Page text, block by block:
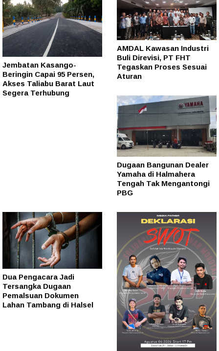
Jembatan Kasango-
Beringin Capai 95 Persen,
Akses Taliabu Barat Laut
Segera Terhubung
AMDAL Kawasan Industri
Buli Direvisi, PT FHT
Tegaskan Proses Sesuai
Aturan
Dugaan Bangunan Dealer
Yamaha di Halmahera
Tengah Tak Mengantongi
PBG
Dua Pengacara Jadi
Tersangka Dugaan
Pemalsuan Dokumen
Lahan Tambang di Halsel